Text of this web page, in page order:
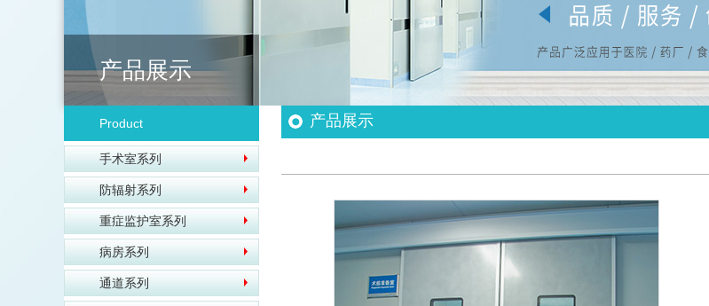
产品展示
Product
手术室系列
防辐射系列
重症监护室系列
病房系列
通道系列
产品展示